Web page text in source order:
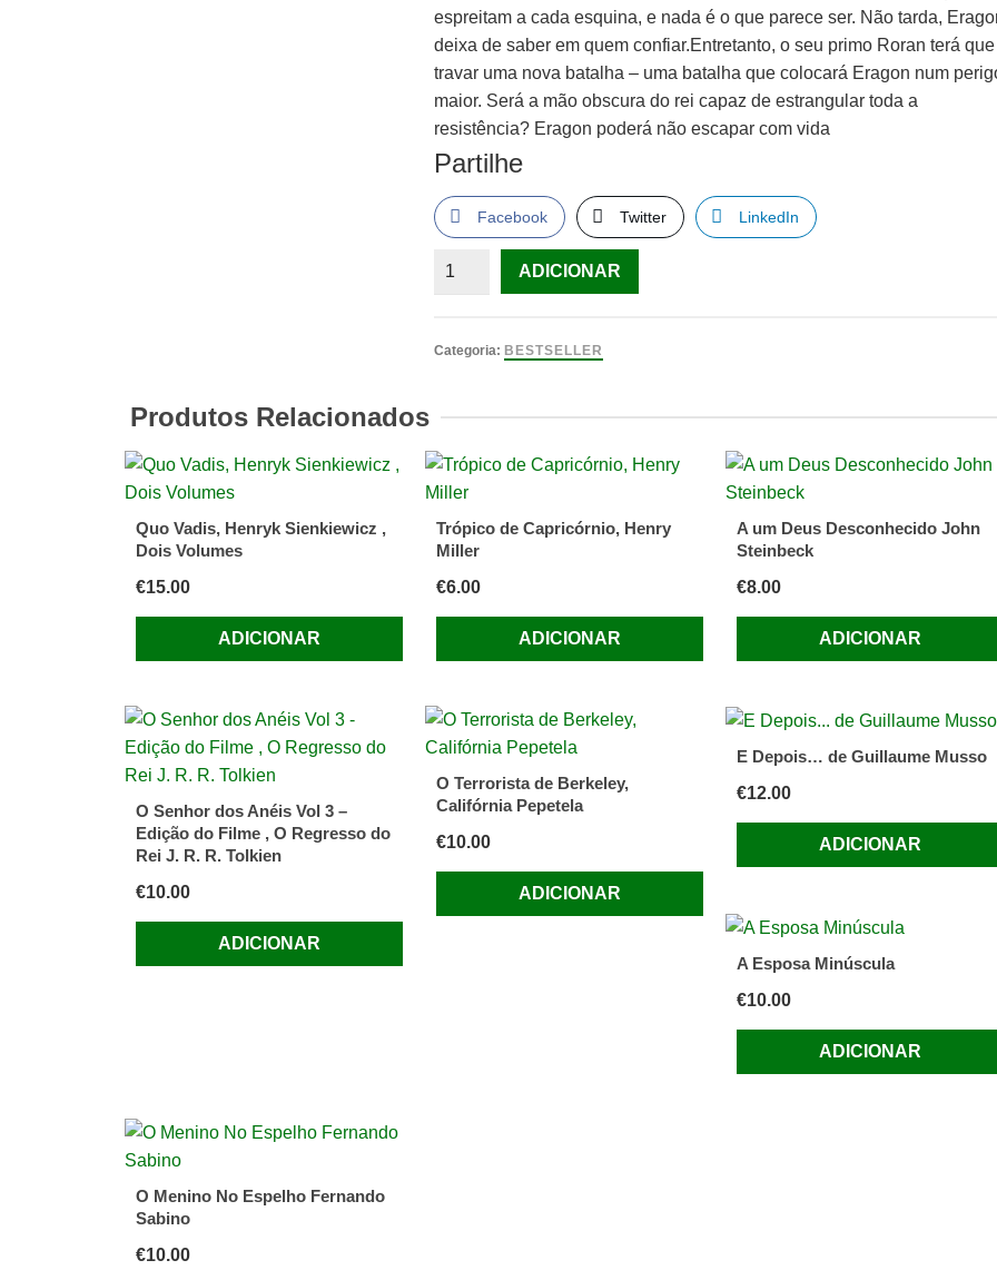
espreitam a cada esquina, e nada é o que parece ser. Não tarda,
deixa de saber em quem confiar.Entretanto, o seu primo Roran terá que
travar uma nova batalha – uma batalha que colocará Eragon num
maior. Será a mão obscura do rei capaz de estrangular toda a
resistência? Eragon poderá não escapar com vida
Partilhe
Facebook Twitter LinkedIn
Quantidade
Christopher
ADICIONAR
Categoria: BESTSELLER
Produtos Relacionados
Quo Vadis, Henryk Sienkiewicz ,
Dois Volumes
€15.00
ADICIONAR
Trópico de Capricórnio, Henry
Miller
€6.00
ADICIONAR
A um Deus Desconhecido John
Steinbeck
€8.00
ADICIONAR
O Senhor dos Anéis Vol 3 –
Edição do Filme , O Regresso do
Rei J. R. R. Tolkien
€10.00
ADICIONAR
O Terrorista de Berkeley,
Califórnia Pepetela
€10.00
ADICIONAR
E Depois… de Guillaume Musso
€12.00
ADICIONAR
A Esposa Minúscula
€10.00
ADICIONAR
O Menino No Espelho Fernando
Sabino
€10.00